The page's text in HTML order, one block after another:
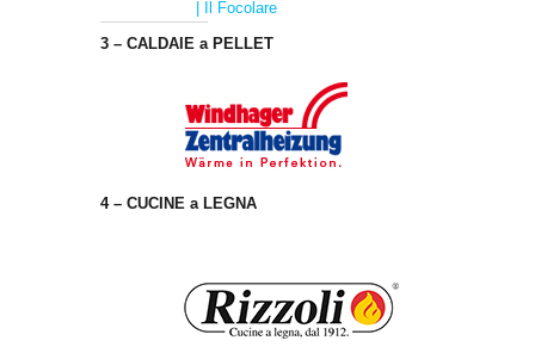
3 – CALDAIE a PELLET
4 – CUCINE a LEGNA